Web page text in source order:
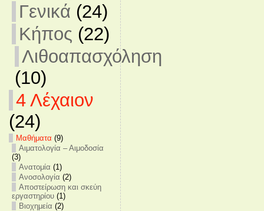
Γενικά (24)
Κήπος (22)
Λιθοαπασχόληση
(10)
4 Λέχαιον
(24)
Mαθήματα (9)
Αιματολογία – Αιμοδοσία
(3)
Ανατομία (1)
Ανοσολογία (2)
Αποστείρωση και σκεύη
εργαστηρίου(1)
Βιοχημεία (2)